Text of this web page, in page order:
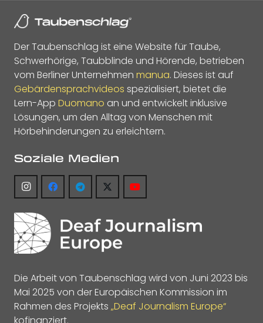
Der Taubenschlag ist eine Website für Taube,
Schwerhörige, Taubblinde und Hörende, betrieben
vom Berliner Unternehmen manua. Dieses ist auf
Gebärdensprachvideos spezialisiert, bietet die
Lern-App Duomano an und entwickelt inklusive
Lösungen, um den Alltag von Menschen mit
Hörbehinderungen zu erleichtern.
Soziale Medien
Die Arbeit von Taubenschlag wird von Juni 2023 bis
Mai 2025 von der Europäischen Kommission im
Rahmen des Projekts „Deaf Journalism Europe“